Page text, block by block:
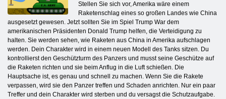
Stellen Sie sich vor, Amerika wäre einem
Raketenschlag eines so großen Landes wie China
ausgesetzt gewesen. Jetzt sollten Sie im Spiel Trump War dem
amerikanischen Präsidenten Donald Trump helfen, die Verteidigung zu
halten. Sie werden sehen, wie Raketen aus China in Amerika aufschlagen
werden. Dein Charakter wird in einem neuen Modell des Tanks sitzen. Du
kontrollierst den Geschützturm des Panzers und musst seine Geschütze auf
die Raketen richten und sie beim Anflug in die Luft schießen. Die
Hauptsache ist, es genau und schnell zu machen. Wenn Sie die Rakete
verpassen, wird sie den Panzer treffen und Schaden anrichten. Nur ein paar
Treffer und dein Charakter wird sterben und du versagst die Schutzaufgabe.